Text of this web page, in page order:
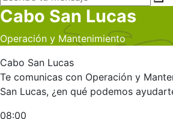
Cabo San Lucas
Operación y Mantenimiento
Cabo San Lucas
Te comunicas con Operación y
San Lucas, ¿en qué podemos
08:00